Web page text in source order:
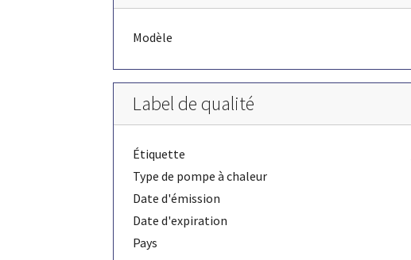
Modèle
Label de qualité
Étiquette
Type de pompe à chaleur
Date d'émission
Date d'expiration
Pays